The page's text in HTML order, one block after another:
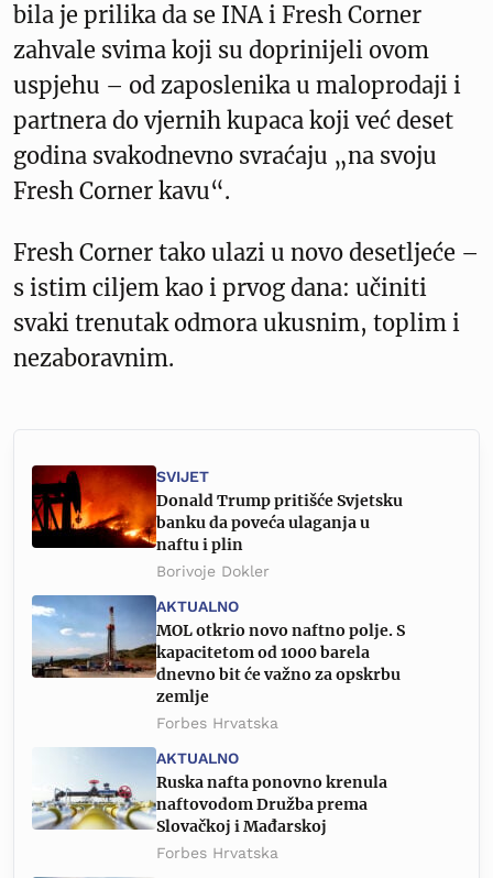
bila je prilika da se INA i Fresh Corner
zahvale svima koji su doprinijeli ovom
uspjehu – od zaposlenika u maloprodaji i
partnera do vjernih kupaca koji već deset
godina svakodnevno svraćaju „na svoju
Fresh Corner kavu“.
Fresh Corner tako ulazi u novo desetljeće –
s istim ciljem kao i prvog dana: učiniti
svaki trenutak odmora ukusnim, toplim i
nezaboravnim.
SVIJET
Donald Trump pritišće Svjetsku
banku da poveća ulaganja u
naftu i plin
Borivoje Dokler
AKTUALNO
MOL otkrio novo naftno polje. S
kapacitetom od 1000 barela
dnevno bit će važno za opskrbu
zemlje
Forbes Hrvatska
AKTUALNO
Ruska nafta ponovno krenula
naftovodom Družba prema
Slovačkoj i Mađarskoj
Forbes Hrvatska